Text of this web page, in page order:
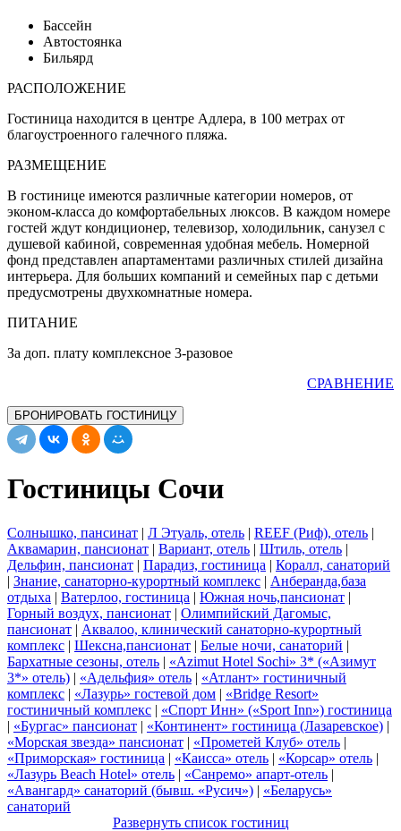
Бассейн
Автостоянка
Бильярд
РАСПОЛОЖЕНИЕ
Гостиница находится в центре Адлера, в 100 метрах от
благоустроенного галечного пляжа.
РАЗМЕЩЕНИЕ
В гостинице имеются различные категории номеров, от
эконом-класса до комфортабельных люксов. В каждом номере
гостей ждут кондиционер, телевизор, холодильник, санузел с
душевой кабиной, современная удобная мебель. Номерной
фонд представлен апартаментами различных стилей дизайна
интерьера. Для больших компаний и семейных пар с детьми
предусмотрены двухкомнатные номера.
ПИТАНИЕ
За доп. плату комплексное 3-разовое
СРАВНЕНИЕ
БРОНИРОВАТЬ ГОСТИНИЦУ
Гостиницы Сочи
Солнышко, пансинат | Л Этуаль, отель | REEF (Риф), отель |
Аквамарин, пансионат | Вариант, отель | Штиль, отель |
Дельфин, пансионат | Парадиз, гостиница | Коралл, санаторий
| Знание, санаторно-курортный комплекс | Анберанда,база
отдыха | Ватерлоо, гостиница | Южная ночь,пансионат |
Горный воздух, пансионат | Олимпийский Дагомыс,
пансионат | Аквалоо, клинический санаторно-курортный
комплекс | Шексна,пансионат | Белые ночи, санаторий |
Бархатные сезоны, отель | «Azimut Hotel Sochi» 3* («Азимут
3*» отель) | «Адельфия» отель | «Атлант» гостиничный
комплекс | «Лазурь» гостевой дом | «Bridge Resort»
гостиничный комплекс | «Спорт Инн» («Sport Inn») гостиница
| «Бургас» пансионат | «Континент» гостиница (Лазаревское) |
«Морская звезда» пансионат | «Прометей Клуб» отель |
«Приморская» гостиница | «Каисса» отель | «Корсар» отель |
«Лазурь Beach Hotel» отель | «Санремо» апарт-отель |
«Авангард» санаторий (бывш. «Русич») | «Беларусь»
санаторий
Развернуть список гостиниц